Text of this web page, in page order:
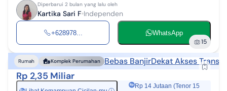
Diperbarui 2 bulan yang lalu oleh
Kartika Sari F Independen
+628978... WhatsApp
15
Rumah Komplek Perumahan Bebas BanjirDekat Akses
Rp 2,35 Miliar
Rp 14 Jutaan (Tenor 15